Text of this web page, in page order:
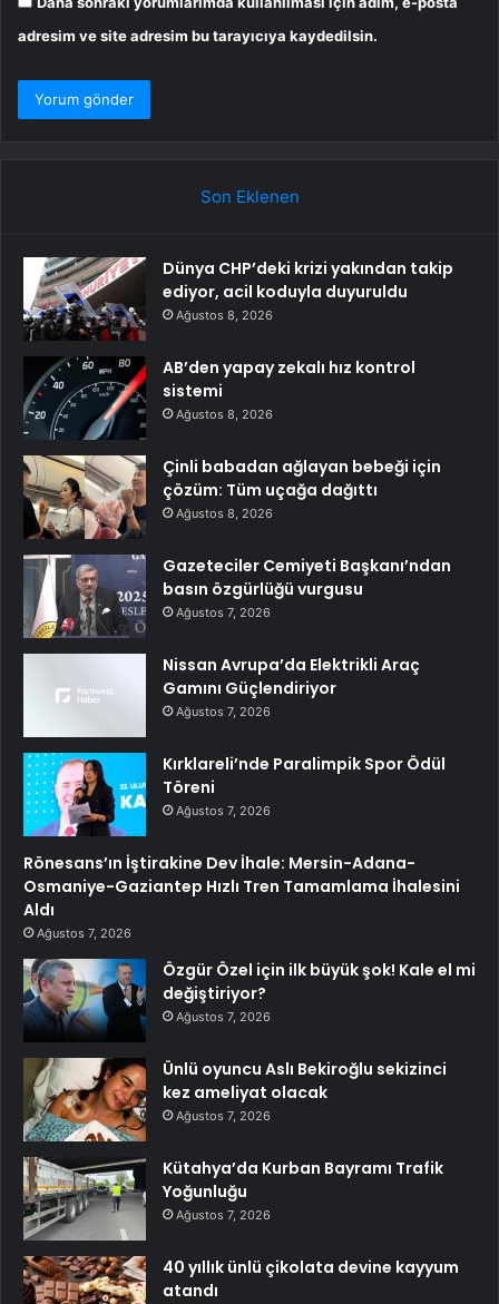
adresim ve site adresim bu tarayıcıya kaydedilsin.
Son Eklenen
Dünya CHP’deki krizi yakından takip
ediyor, acil koduyla duyuruldu
Ağustos 8, 2026
AB’den yapay zekalı hız kontrol
sistemi
Ağustos 8, 2026
Çinli babadan ağlayan bebeği için
çözüm: Tüm uçağa dağıttı
Ağustos 8, 2026
Gazeteciler Cemiyeti Başkanı’ndan
basın özgürlüğü vurgusu
Ağustos 7, 2026
Nissan Avrupa’da Elektrikli Araç
Gamını Güçlendiriyor
Ağustos 7, 2026
Kırklareli’nde Paralimpik Spor Ödül
Töreni
Ağustos 7, 2026
Rönesans’ın İştirakine Dev İhale: Mersin-Adana-
Osmaniye-Gaziantep Hızlı Tren Tamamlama İhalesini
Aldı
Ağustos 7, 2026
Özgür Özel için ilk büyük şok! Kale el mi
değiştiriyor?
Ağustos 7, 2026
Ünlü oyuncu Aslı Bekiroğlu sekizinci
kez ameliyat olacak
Ağustos 7, 2026
Kütahya’da Kurban Bayramı Trafik
Yoğunluğu
Ağustos 7, 2026
40 yıllık ünlü çikolata devine kayyum
atandı